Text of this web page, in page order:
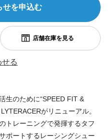
せを申込む
る
生のために“SPEED FIT &
がリニューアル。
トレーニングで発揮するタフ
ポートするレーシングシュー